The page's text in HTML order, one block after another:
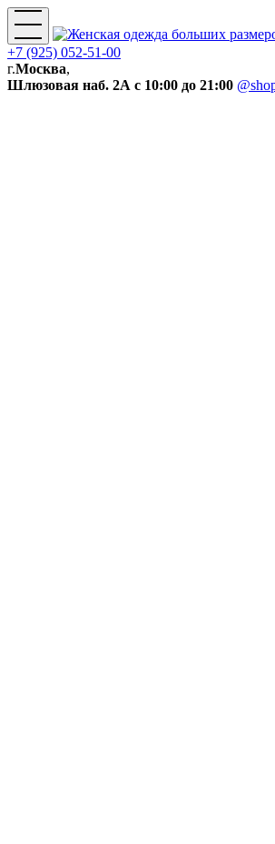
+7 (925) 052-51-00
г.Москва,
Шлюзовая наб. 2А с 10:00 до 21:00